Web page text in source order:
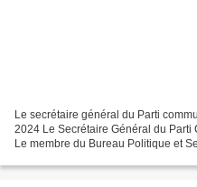
Le secrétaire général du Parti
2024 Le Secrétaire Général du
Le membre du Bureau Politique et